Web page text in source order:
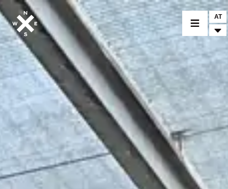
MOTORRÄDER
CROMWELL
FELSBERG
RAYBURN
SUNRAY
CROSSFIRE
BEKLEIDUNG
AT